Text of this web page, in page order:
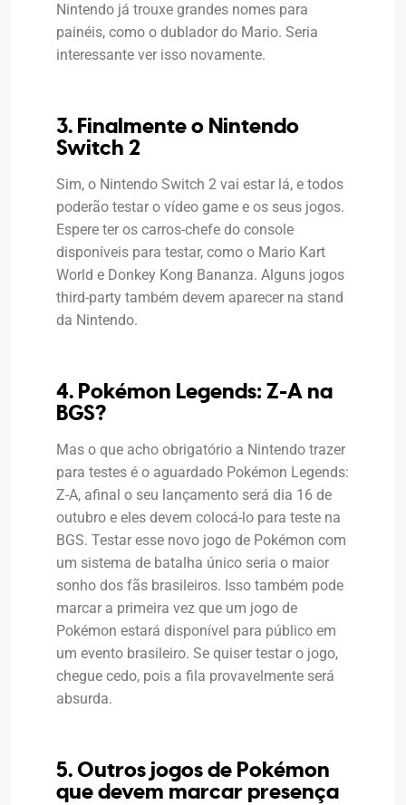
Nintendo já trouxe grandes nomes para
painéis, como o dublador do Mario. Seria
interessante ver isso novamente.
3. Finalmente o Nintendo
Switch 2
Sim, o Nintendo Switch 2 vai estar lá, e todos
poderão testar o vídeo game e os seus jogos.
Espere ter os carros-chefe do console
disponíveis para testar, como o Mario Kart
World e Donkey Kong Bananza. Alguns jogos
third-party também devem aparecer na stand
da Nintendo.
4. Pokémon Legends: Z-A na
BGS?
Mas o que acho obrigatório a Nintendo trazer
para testes é o aguardado Pokémon Legends:
Z-A, afinal o seu lançamento será dia 16 de
outubro e eles devem colocá-lo para teste na
BGS. Testar esse novo jogo de Pokémon com
um sistema de batalha único seria o maior
sonho dos fãs brasileiros. Isso também pode
marcar a primeira vez que um jogo de
Pokémon estará disponível para público em
um evento brasileiro. Se quiser testar o jogo,
chegue cedo, pois a fila provavelmente será
absurda.
5. Outros jogos de Pokémon
que devem marcar presença